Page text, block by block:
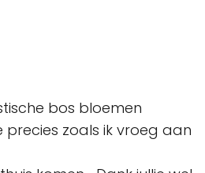
bos bloemen
precies zoals ik vroeg aan